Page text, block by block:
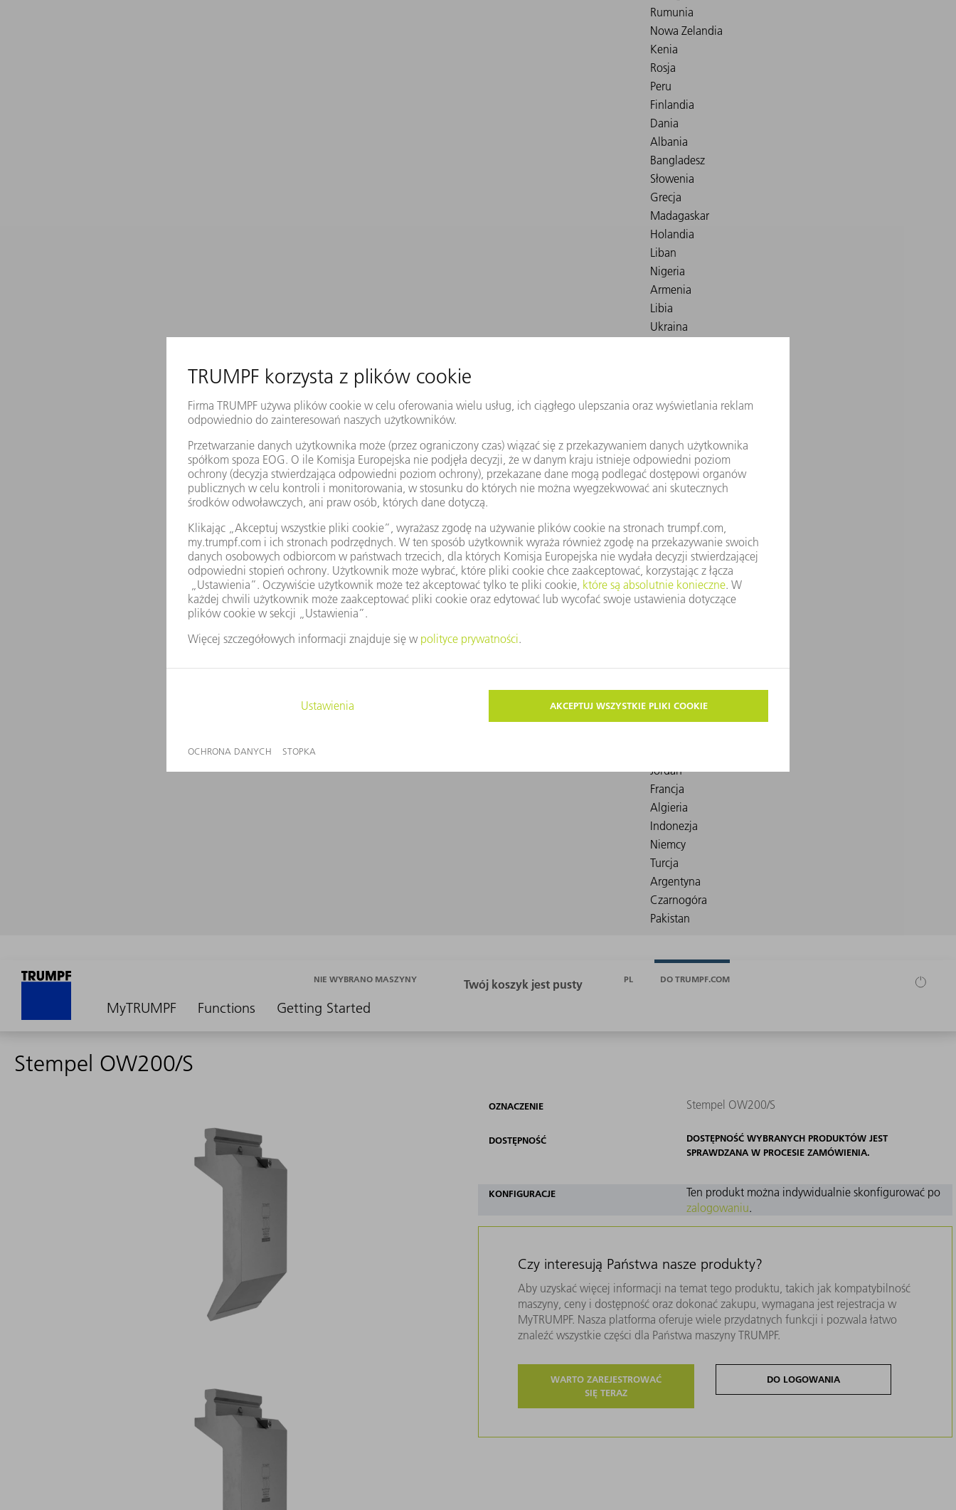
MyTRUMPF Functions Getting Started
NIE WYBRANO MASZYNY PL DO TRUMPF.COM
Stempel OW200/S
OZNACZENIE Stempel OW200/S
DOSTĘPNOŚĆ
DOSTĘPNOŚĆ WYBRANYCH PRODUKTÓW JEST
SPRAWDZANA W PROCESIE ZAMÓWIENIA.
KONFIGURACJE
Ten produkt można indywidualnie skonfigurować po
zalogowaniu.
Czy interesują Państwa nasze produkty?
Aby uzyskać więcej informacji na temat tego produktu, takich jak kompatybilność
maszyny, ceny i dostępność oraz dokonać zakupu, wymagana jest rejestracja w
MyTRUMPF. Nasza platforma oferuje wiele przydatnych funkcji i pozwala łatwo
znaleźć wszystkie części dla Państwa maszyny TRUMPF.
WARTO ZAREJESTROWAĆ
SIĘ TERAZ
DO LOGOWANIA